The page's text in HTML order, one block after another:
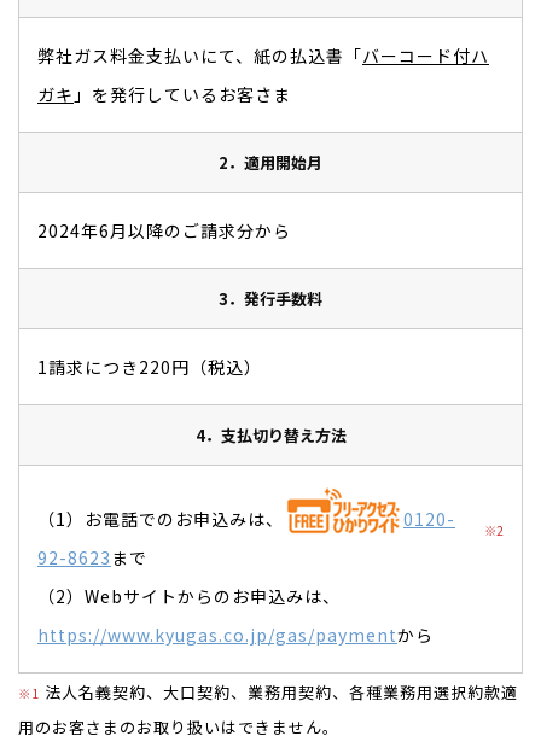
弊社ガス料金支払いにて、紙の払込書「バーコード付ハ
ガキ 」を発行しているお客さま
2．適用開始月
2024年6月以降のご請求分から
3．発行手数料
1請求につき220円（税込）
4．支払切り替え方法
（1）お電話でのお申込みは、
0120-
92-8623 まで
※2
（2）Webサイトからのお申込みは、
https://www.kyugas.co.jp/gas/paymentから
※1 法人名義契約、大口契約、業務用契約、各種業務用選択約款適
用のお客さまのお取り扱いはできません。